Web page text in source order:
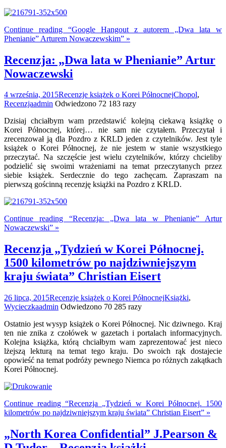
Continue reading “Google Hangout z autorem „Dwa lata w
Phenianie” Arturem Nowaczewskim” »
Recenzja: „Dwa lata w Phenianie” Artur
Nowaczewski
4 września, 2015Recenzje książek o Korei PółnocnejChopol,
Recenzjaadmin Odwiedzono 72 183 razy
Dzisiaj chciałbym wam przedstawić kolejną ciekawą książkę o
Korei Północnej, której… nie sam nie czytałem. Przeczytał i
zrecenzował ją dla Pozdro z KRLD jeden z czytelników. Jest tyle
książek o Korei Północnej, że nie jestem w stanie wszystkiego
przeczytać. Na szczęście jest wielu czytelników, którzy chcieliby
podzielić się swoimi wrażeniami na temat przeczytanych przez
siebie książek. Serdecznie do tego zachęcam. Zapraszam na
pierwszą gościnną recenzję książki na Pozdro z KRLD.
Continue reading “Recenzja: „Dwa lata w Phenianie” Artur
Nowaczewski” »
Recenzja „Tydzień w Korei Północnej.
1500 kilometrów po najdziwniejszym
kraju świata” Christian Eisert
26 lipca, 2015Recenzje książek o Korei PółnocnejKsiążki,
Wycieczkaadmin Odwiedzono 70 285 razy
Ostatnio jest wysyp książek o Korei Północnej. Nic dziwnego. Kraj
ten nie znika z czołówek w gazetach i portalach informacyjnych.
Kolejna książka, którą chciałbym wam zaprezentować jest nieco
lżejszą lekturą na temat tego kraju. Do swoich rąk dostajecie
opowieść na temat podróży pewnego Niemca po różnych zakątkach
Korei Północnej.
Continue reading “Recenzja „Tydzień w Korei Północnej. 1500
kilometrów po najdziwniejszym kraju świata” Christian Eisert” »
„North Korea Confidential” J.Pearson &